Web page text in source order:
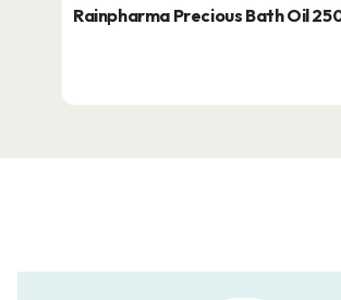
Rainpharma Precious Bath Oil